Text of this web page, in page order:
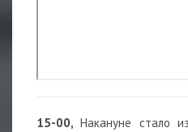
15-00,Накануне стало